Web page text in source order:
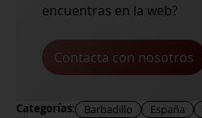
encuentras en la web?
Contacta con nosotros
Categorías: Barbadillo España